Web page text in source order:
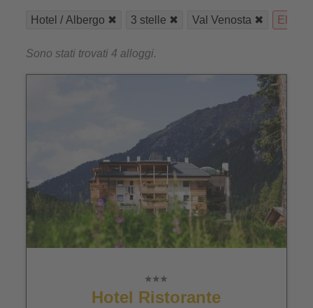
Hotel / Albergo 3 stelle Val Venosta
Sono stati trovati 4 alloggi.
Hotel Ristorante